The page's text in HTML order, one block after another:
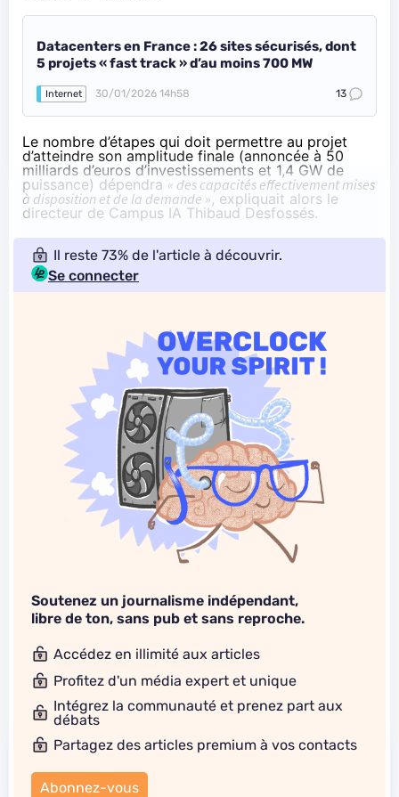
Datacenters en France : 26 sites sécurisés, dont
5 projets « fast track » d’au moins 700 MW
Internet 30/01/2026 14h58 13
Le nombre d’étapes qui doit permettre au projet
d’atteindre son amplitude finale (annoncée à 50
milliards d’euros d’investissements et 1,4 GW de
puissance) dépendra « des capacités effectivement mises
à disposition et de la demande », expliquait alors le
directeur de Campus IA Thibaud Desfossés.
Il reste 73% de l'article à découvrir.
Se connecter
Soutenez un journalisme indépendant,
libre de ton, sans pub et sans reproche.
Accédez en illimité aux articles
Profitez d'un média expert et unique
Intégrez la communauté et prenez part aux
débats
Partagez des articles premium à vos contacts
Abonnez-vous